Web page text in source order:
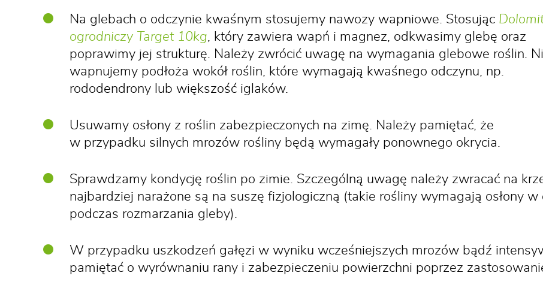
Na glebach o odczynie kwaśnym stosujemy nawozy wapniowe. Stosując
ogrodniczy Target 10kg , który zawiera wapń i magnez, odkwasimy glebę oraz
poprawimy jej strukturę. Należy zwrócić uwagę na wymagania glebowe roślin.
wapnujemy podłoża wokół roślin, które wymagają kwaśnego odczynu, np.
rododendrony lub większość iglaków.
Usuwamy osłony z roślin zabezpieczonych na zimę. Należy pamiętać, że
w przypadku silnych mrozów rośliny będą wymagały ponownego okrycia.
Sprawdzamy kondycję roślin po zimie. Szczególną uwagę należy zwracać na
najbardziej narażone są na suszę fizjologiczną (takie rośliny wymagają osłony
podczas rozmarzania gleby).
W przypadku uszkodzeń gałęzi w wyniku wcześniejszych mrozów bądź
pamiętać o wyrównaniu rany i zabezpieczeniu powierzchni poprzez